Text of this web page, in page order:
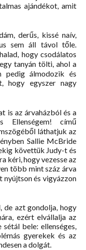
ajándékot, amit
derűs, kissé naív,
sem áll távol tőle.
hogy csodálatos
tanyán tölti, ahol a
pedig álmodozik és
hogy egyszer nagy
is az árvaházból és a
Ellenségem! című
láthatjuk az
Sallie McBride
követtük Judy-t és
kéri, hogy vezesse az
több mint száz árva
és vigyázzon
de azt gondolja, hogy
ezért elvállalja az
bele: ellenséges,
gyerekek és az
a dolgát.